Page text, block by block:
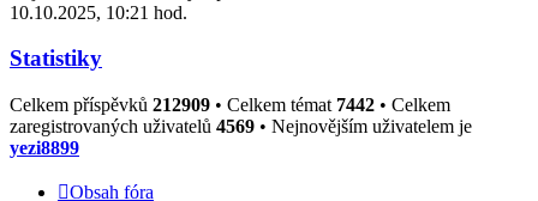
10.10.2025, 10:21 hod.
Statistiky
Celkem příspěvků 212909 • Celkem témat 7442 • Celkem
zaregistrovaných uživatelů 4569 • Nejnovějším uživatelem je
yezi8899
Obsah fóra